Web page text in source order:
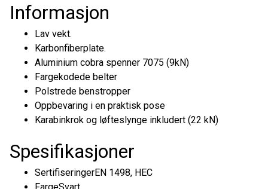
Informasjon
Lav vekt.
Karbonfiberplate.
Aluminium cobra spenner 7075 (9kN)
Fargekodede belter
Polstrede benstropper
Oppbevaring i en praktisk pose
Karabinkrok og løfteslynge inkludert (22 kN)
Spesifikasjoner
SertifiseringerEN 1498, HEC
FargeSvart